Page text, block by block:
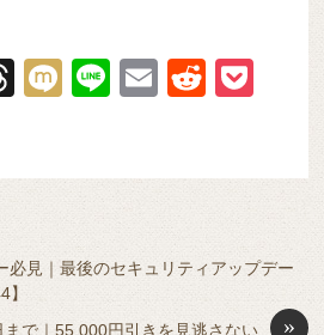
T
a
s
M Li
E
R
di et
必見｜最後のセキュリティアップデー
】
»
で｜55,000円引きを見逃さない